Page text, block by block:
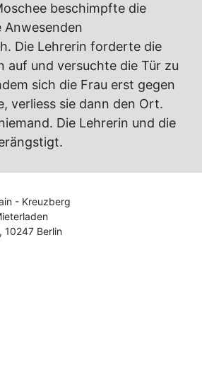
beschimpfte die
Anwesenden
Die Lehrerin forderte die
auf und versuchte die Tür zu
sich die Frau erst gegen
verliess sie dann den Ort.
Die Lehrerin und die
- Kreuzberg
10247 Berlin